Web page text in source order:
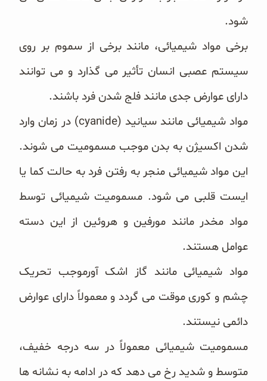
شود.
برخی مواد شیمیائی، مانند برخی از سموم بر روی
سیستم عصبی انسان تأثیر می گذارد و می توانند
دارای عوارض جدی مانند فلج شدن فرد باشند.
مواد شیمیائی مانند سیانید (cyanide) در زمان وارد
شدن اکسیژن به بدن موجب مسمومیت می شوند.
این مواد شیمیائی منجر به رفتن فرد به حالت کما یا
ایست قلبی می شود. مسمومیت شیمیائی توسط
مواد مخدر مانند مورفین و هروئین از این دسته
عوامل هستند.
مواد شیمیائی مانند گاز اشک آورموجب تحریک
چشم و کوری موقت می گردد و معمولاً دارای عوارض
دائمی نیستند.
مسمومیت شیمیائی معمولاً در سه درجه خفیف،
متوسط و شدید رخ می دهد که در ادامه به نشانه ها